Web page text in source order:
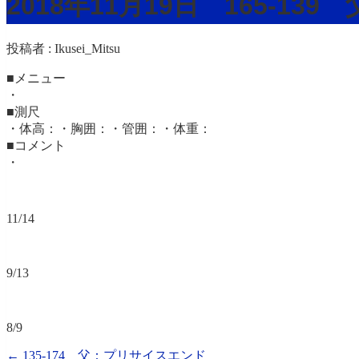
投稿者 : Ikusei_Mitsu
■メニュー
・
■測尺
・体高：・胸囲：・管囲：・体重：
■コメント
・
11/14
9/13
8/9
← 135-174 父：プリサイスエンド